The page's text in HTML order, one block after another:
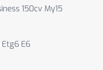
150cv My15
E6